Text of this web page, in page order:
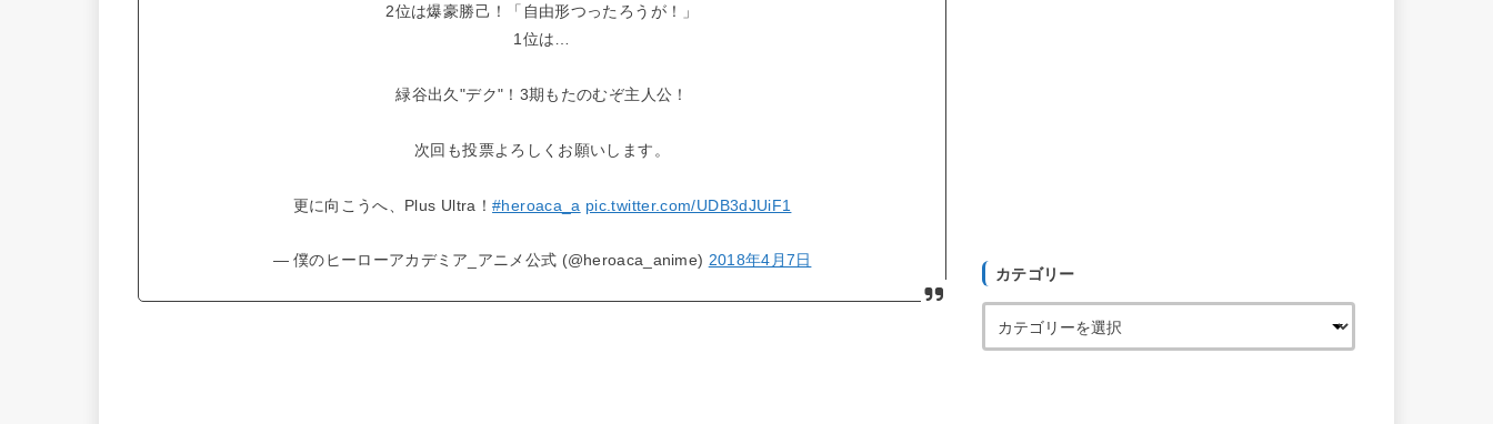
2位は爆豪勝己！「自由形つったろうが！」
1位は…
緑谷出久"デク"！3期もたのむぞ主人公！
次回も投票よろしくお願いします。
更に向こうへ、Plus Ultra！#heroaca_a pic.twitter.com/UDB3dJUiF1
— 僕のヒーローアカデミア_アニメ公式 (@heroaca_anime) 2018年4月7日
カテゴリー